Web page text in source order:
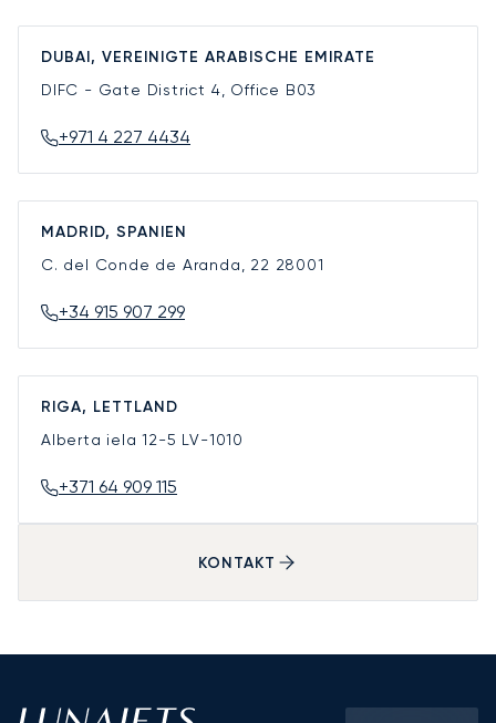
DUBAI, VEREINIGTE ARABISCHE EMIRATE
DIFC - Gate District 4, Office B03
+971 4 227 4434
MADRID, SPANIEN
C. del Conde de Aranda, 22 28001
+34 915 907 299
RIGA, LETTLAND
Alberta iela 12-5 LV-1010
+371 64 909 115
KONTAKT